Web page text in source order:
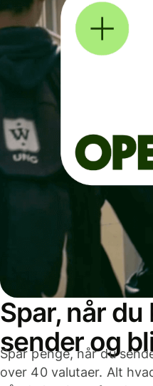
Spar, når du
sender og
Spar penge, når du
over 40 valutaer. Alt